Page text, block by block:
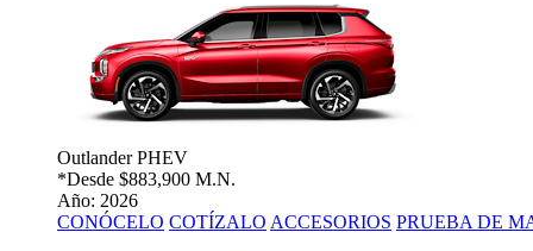
Outlander PHEV
*Desde $883,900 M.N.
Año: 2026
CONÓCELO COTÍZALO ACCESORIOS PRUEBA DE